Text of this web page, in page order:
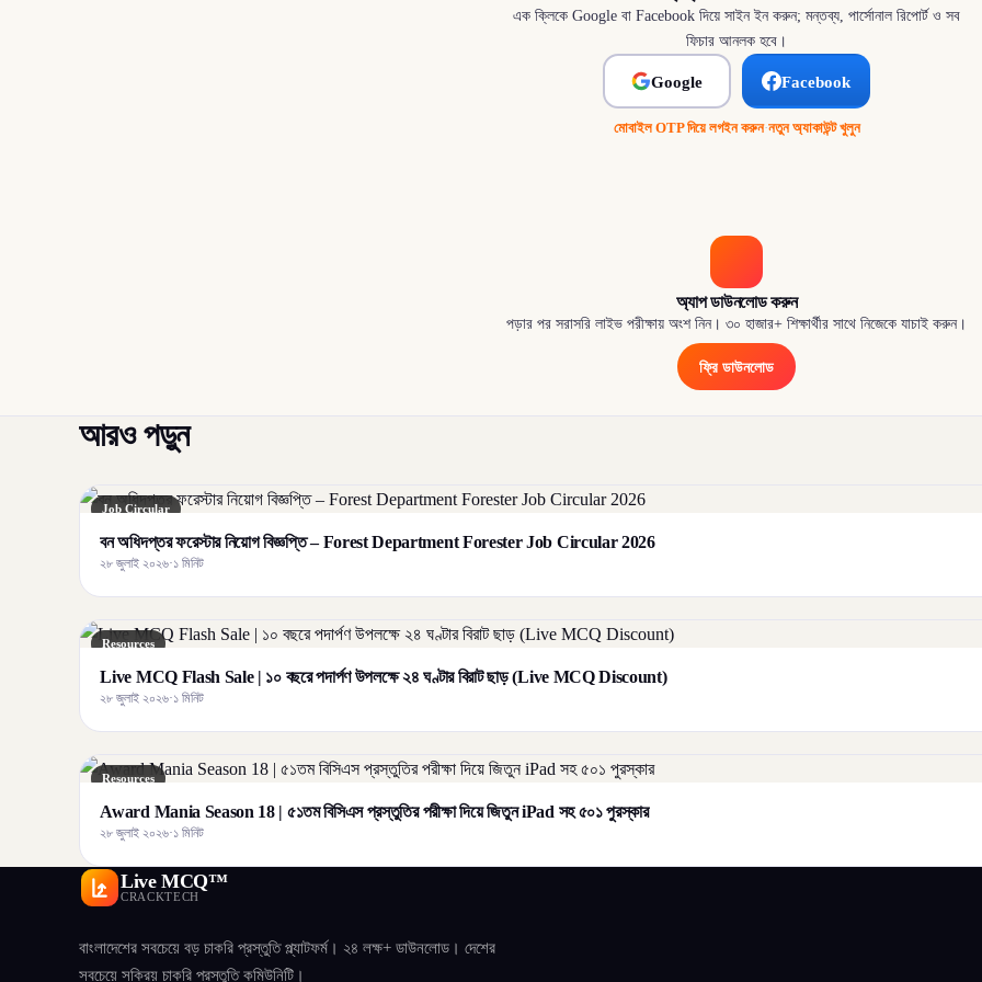
এক ক্লিকে Google বা Facebook দিয়ে সাইন ইন করুন; মন্তব্য, পার্সোনাল রিপোর্ট ও সব
ফিচার আনলক হবে।
Google Facebook
মোবাইল OTP দিয়ে লগইন করুন·নতুন অ্যাকাউন্ট খুলুন
অ্যাপ ডাউনলোড করুন
পড়ার পর সরাসরি লাইভ পরীক্ষায় অংশ নিন। ৩০ হাজার+ শিক্ষার্থীর সাথে নিজেকে যাচাই করুন।
ফ্রি ডাউনলোড
আরও পড়ুন
Job Circular
বন অধিদপ্তর ফরেস্টার নিয়োগ বিজ্ঞপ্তি – Forest Department Forester Job Circular 2026
২৮ জুলাই ২০২৬·১ মিনিট
Resources
Live MCQ Flash Sale | ১০ বছরে পদার্পণ উপলক্ষে ২৪ ঘণ্টার বিরাট ছাড় (Live MCQ Discount)
২৮ জুলাই ২০২৬·১ মিনিট
Resources
Award Mania Season 18 | ৫১তম বিসিএস প্রস্তুতির পরীক্ষা দিয়ে জিতুন iPad সহ ৫০১ পুরস্কার
২৮ জুলাই ২০২৬·১ মিনিট
Live MCQ™
CRACKTECH
বাংলাদেশের সবচেয়ে বড় চাকরি প্রস্তুতি প্ল্যাটফর্ম। ২৪ লক্ষ+ ডাউনলোড। দেশের
সবচেয়ে সক্রিয় চাকরি প্রস্তুতি কমিউনিটি।